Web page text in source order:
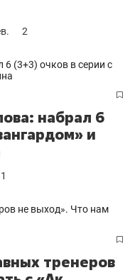
2
набрал 6
и
1
тренеров